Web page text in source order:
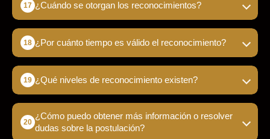
¿Cuándo se otorgan los reconocimientos?
¿Por cuánto tiempo es válido el reconocimiento?
¿Qué niveles de reconocimiento existen?
¿Cómo puedo obtener más información o resolver
dudas sobre la postulación?